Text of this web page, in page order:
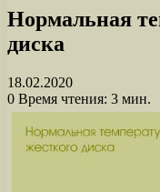
Нормальная
диска
18.02.2020
0 Время чтения: 3 мин.